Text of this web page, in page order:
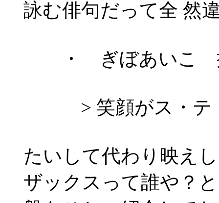
詠む俳句だって全 然
・ ぎぼあいこ 挨
> 笑顔がス・テ
たいして代わり映え
ザックスって誰や？